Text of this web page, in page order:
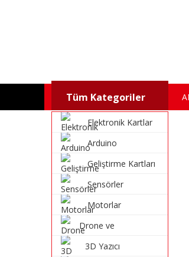
Tüm Kategoriler
Elektronik Kartlar
Arduino
Geliştirme Kartları
Sensörler
Motorlar
Drone ve
Malzemeleri
3D Yazıcı